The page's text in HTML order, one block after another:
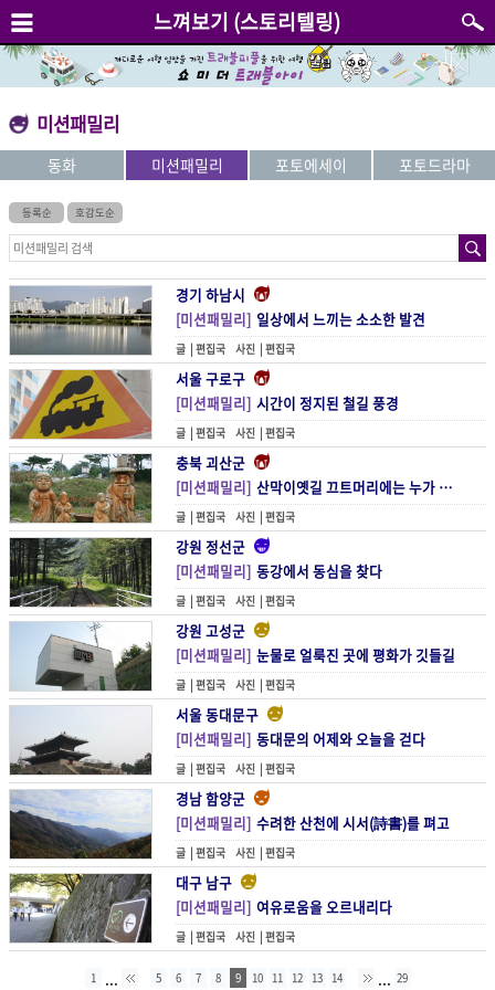
느껴보기 (스토리텔링)
미션패밀리
동화 미션패밀리 포토에세이 포토드라마
등록순 호감도순
경기 하남시
[미션패밀리] 일상에서 느끼는 소소한 발견
글 |편집국 사진 |편집국
서울 구로구
[미션패밀리] 시간이 정지된 철길 풍경
글 |편집국 사진 |편집국
충북 괴산군
[미션패밀리]
산막이옛길 끄트머리에는 누가 살까?
글 |편집국 사진 |편집국
강원 정선군
[미션패밀리] 동강에서 동심을 찾다
글 |편집국 사진 |편집국
강원 고성군
[미션패밀리] 눈물로 얼룩진 곳에 평화가 깃들길
글 |편집국 사진 |편집국
서울 동대문구
[미션패밀리] 동대문의 어제와 오늘을 걷다
글 |편집국 사진 |편집국
경남 함양군
[미션패밀리] 수려한 산천에 시서(詩書)를 펴고
글 |편집국 사진 |편집국
대구 남구
[미션패밀리] 여유로움을 오르내리다
글 |편집국 사진 |편집국
1 ... 5 6 7 8 9 10 11 12 13 14 ... 29